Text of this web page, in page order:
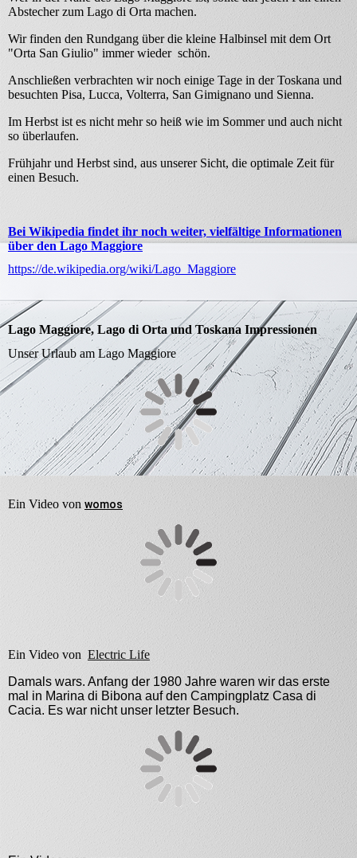
Abstecher zum Lago di Orta machen.
Wir finden den Rundgang über die kleine Halbinsel mit dem Ort
"Orta San Giulio" immer wieder schön.
Anschließen verbrachten wir noch einige Tage in der Toskana und
besuchten Pisa, Lucca, Volterra, San Gimignano und Sienna.
Im Herbst ist es nicht mehr so heiß wie im Sommer und auch nicht
so überlaufen.
Frühjahr und Herbst sind, aus unserer Sicht, die optimale Zeit für
einen Besuch.
Bei Wikipedia findet ihr noch weiter, vielfältige Informationen
über den Lago Maggiore
https://de.wikipedia.org/wiki/Lago_Maggiore
Lago Maggiore, Lago di Orta und Toskana Impressionen
Unser Urlaub am Lago Maggiore
Ein Video von womos
Ein Video vonElectric Life
Damals wars. Anfang der 1980 Jahre waren wir das erste
mal in Marina di Bibona auf den Campingplatz Casa di
Cacia. Es war nicht unser letzter Besuch.